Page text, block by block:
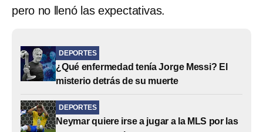
pero no llenó las expectativas.
DEPORTES
¿Qué enfermedad tenía Jorge Messi? El
misterio detrás de su muerte
DEPORTES
Neymar quiere irse a jugar a la MLS por las